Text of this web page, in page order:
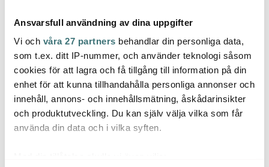
Ansvarsfull användning av dina uppgifter
Vi och våra 27 partners behandlar din personliga data,
som t.ex. ditt IP-nummer, och använder teknologi såsom
cookies för att lagra och få tillgång till information på din
enhet för att kunna tillhandahålla personliga annonser och
innehåll, annons- och innehållsmätning, åskådarinsikter
och produktutveckling. Du kan själv välja vilka som får
använda din data och i vilka syften.
Hexclad
Hybrid traktörpanna 26
cm 3 L
1999 kr
Hexclad
Hybrid Wok 30 cm
Silver/Svart
2199 kr